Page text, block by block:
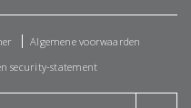
Algemene voorwaarden
security-statement